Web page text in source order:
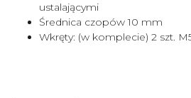
ustalającymi
Średnica czopów 10 mm
Wkręty: (w komplecie) 2 szt.